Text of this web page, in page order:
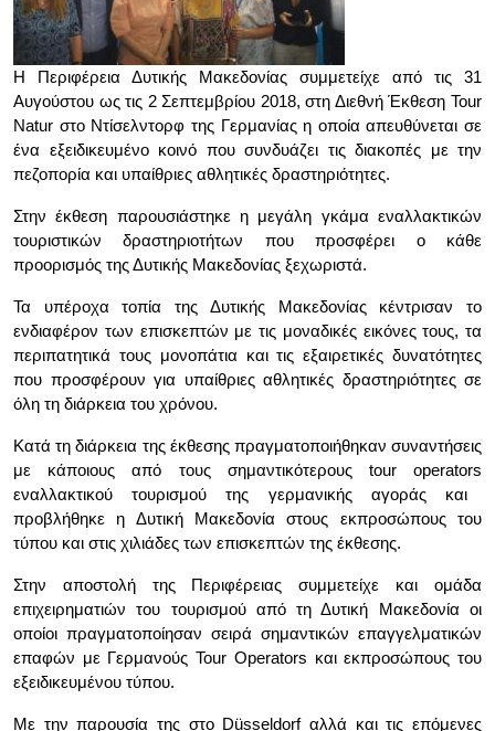
Η Περιφέρεια Δυτικής Μακεδονίας συμμετείχε από τις 31
Αυγούστου ως τις 2 Σεπτεμβρίου 2018, στη Διεθνή Έκθεση Tour
Natur στο Ντίσελντορφ της Γερμανίας η οποία απευθύνεται σε
ένα εξειδικευμένο κοινό που συνδυάζει τις διακοπές με την
πεζοπορία και υπαίθριες αθλητικές δραστηριότητες.
Στην έκθεση παρουσιάστηκε η μεγάλη γκάμα εναλλακτικών
τουριστικών δραστηριοτήτων που προσφέρει ο κάθε
προορισμός της Δυτικής Μακεδονίας ξεχωριστά.
Τα υπέροχα τοπία της Δυτικής Μακεδονίας κέντρισαν το
ενδιαφέρον των επισκεπτών με τις μοναδικές εικόνες τους, τα
περιπατητικά τους μονοπάτια και τις εξαιρετικές δυνατότητες
που προσφέρουν για υπαίθριες αθλητικές δραστηριότητες σε
όλη τη διάρκεια του χρόνου.
Κατά τη διάρκεια της έκθεσης πραγματοποιήθηκαν συναντήσεις
με κάποιους από τους σημαντικότερους tour
operators
εναλλακτικού τουρισμού της γερμανικής αγοράς και
προβλήθηκε η Δυτική Μακεδονία στους εκπροσώπους του
τύπου και στις χιλιάδες των επισκεπτών της έκθεσης.
Στην αποστολή της Περιφέρειας συμμετείχε και ομάδα
επιχειρηματιών του τουρισμού από τη Δυτική Μακεδονία οι
οποίοι πραγματοποίησαν σειρά σημαντικών επαγγελματικών
επαφών με Γερμανούς Tour Operators και εκπροσώπους του
εξειδικευμένου τύπου.
Με την παρουσία της στο Düsseldorf αλλά και τις επόμενες